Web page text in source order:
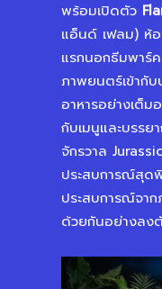
พร้อมเปิดตัว
แอ็นด์ เฟลม) ห้
แรกนอกธีมพาร์ค
ภาพยนตร์เข้ากับ
อาหารอย่างเต็ม
กับเมนูและบรรย
จักรวาล
ประสบการณ์สุด
ประสบการณ์จาก
ด้วยกันอย่างลง